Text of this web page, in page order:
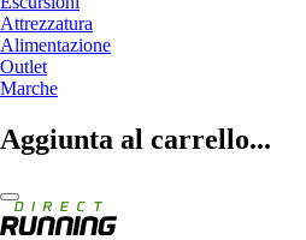
Attrezzatura
Alimentazione
Outlet
Marche
Aggiunta al carrello...